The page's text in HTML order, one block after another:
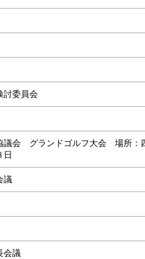
討委員会
議会 グランドゴルフ大会 場所
日
議
会議